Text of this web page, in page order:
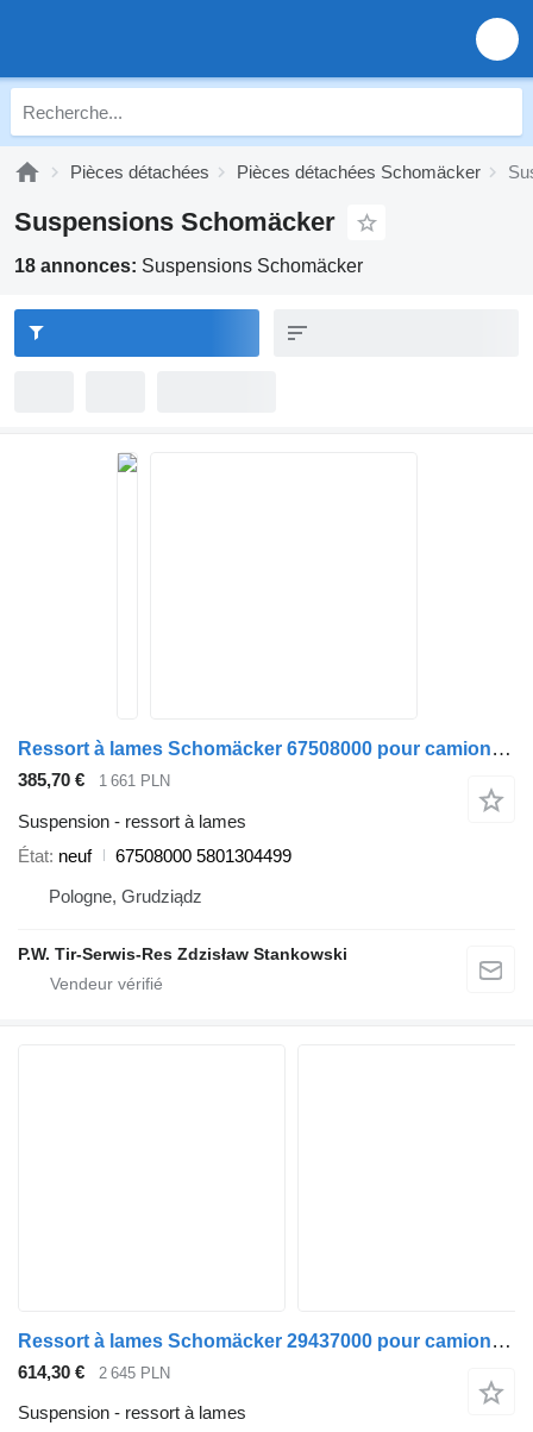
Pièces détachées Pièces détachées Schomäcker
Suspensions Schomäcker
18 annonces: Suspensions Schomäcker
Ressort à lames Schomäcker 67508000 pour camion IVECO
385,70 € 1 661 PLN
Suspension - ressort à lames
État neuf
67508000 5801304499
Pologne, Grudziądz
P.W. Tir-Serwis-Res Zdzisław Stankowski
Ressort à lames Schomäcker 29437000 pour camion DAF
614,30 € 2 645 PLN
Suspension - ressort à lames